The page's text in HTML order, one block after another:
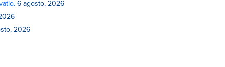
6 agosto, 2026
2026